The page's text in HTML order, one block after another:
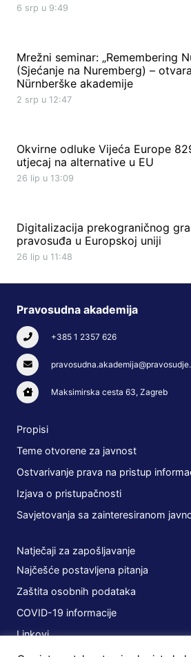
6 srp u 9:49
Mrežni seminar: „Remembering
(Sjećanje na Nuremberg) –
Nürnberške akademije
2 srp u 12:47
Okvirne odluke Vijeća Europe
utjecaj na alternative u EU
26 lip u 13:09
Digitalizacija prekograničnog
pravosuđa u Europskoj uniji
26 lip u 11:48
Pravosudna akademija
+385 1 2357 626
Maksimirska cesta 63, Zagreb
Propisi
Teme otvorene za javnost
Ostvarivanje prava na pristup
Izjava o pristupačnosti
Savjetovanja sa zainteresiranom
Natječaji za zapošljavanje
Najčešće postavljena pitanja
Zaštita osobnih podataka
COVID-19 informacije
Linkovi